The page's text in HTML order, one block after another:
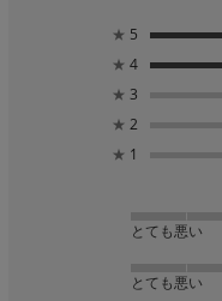
★ 5
★ 4
★ 3
★ 2
★ 1
とても悪い
とても悪い